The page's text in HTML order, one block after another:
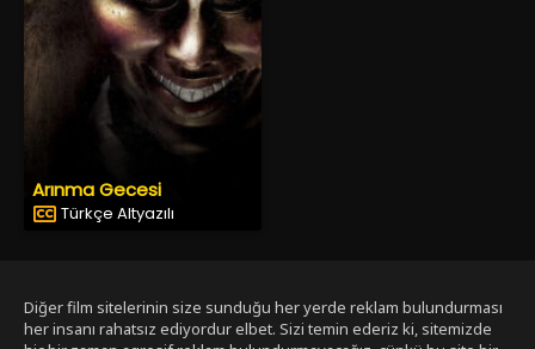
Arınma Gecesi
Türkçe Altyazılı
Diğer film sitelerinin size sunduğu her yerde reklam bulundurması
her insanı rahatsız ediyordur elbet. Sizi temin ederiz ki, sitemizde